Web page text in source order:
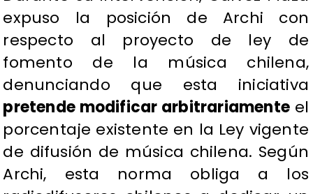
expuso la posición de Archi con
respecto al proyecto de ley de
fomento de la música chilena,
denunciando que esta iniciativa
pretende modificar arbitrariamente el
porcentaje existente en la Ley vigente
de difusión de música chilena. Según
Archi, esta norma obliga a los